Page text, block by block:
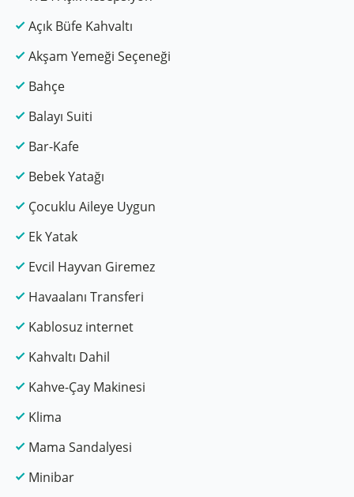
Açık Büfe Kahvaltı
Akşam Yemeği Seçeneği
Bahçe
Balayı Suiti
Bar-Kafe
Bebek Yatağı
Çocuklu Aileye Uygun
Ek Yatak
Evcil Hayvan Giremez
Havaalanı Transferi
Kablosuz internet
Kahvaltı Dahil
Kahve-Çay Makinesi
Klima
Mama Sandalyesi
Minibar